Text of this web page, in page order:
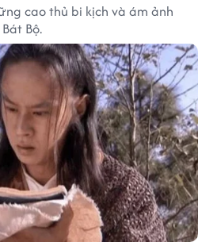
cao thủ bi kịch và ám ảnh
Bộ.